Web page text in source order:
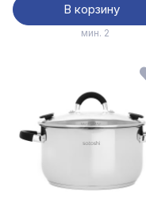
В корзину
мин. 2